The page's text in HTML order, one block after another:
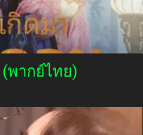
(พากย์ไทย)